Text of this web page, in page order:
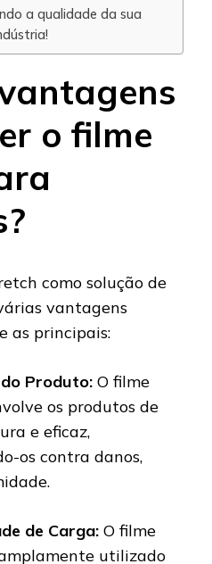
a qualidade da sua
o filme
como solução de
vantagens
as principais:
Produto: O filme
os produtos de
e eficaz,
os contra danos,
de Carga: O filme
utilizado